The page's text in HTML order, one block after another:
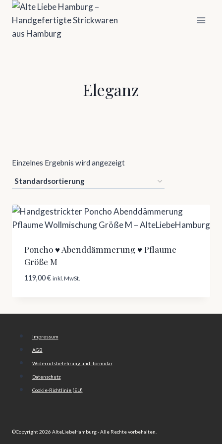
Zum
Inhalt
springen
Eleganz
Einzelnes Ergebnis wird angezeigt
Poncho ♥ Abenddämmerung ♥ Pflaume
Größe M
119,00€ inkl. MwSt.
Impressum
AGB
Widerrufsbelehrung und -formular
Datenschutz
Cookie-Richtlinie (EU)
©Copyright 2026 AlteLiebeHamburg - Alle Rechte vorbehalten.